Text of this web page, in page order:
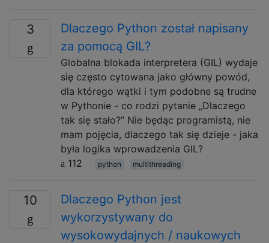
3
Dlaczego Python został napisany
za pomocą GIL?
Globalna blokada interpretera (GIL) wydaje
się często cytowana jako główny powód,
dla którego wątki i tym podobne są trudne
w Pythonie - co rodzi pytanie „Dlaczego
tak się stało?” Nie będąc programistą, nie
mam pojęcia, dlaczego tak się dzieje - jaka
była logika wprowadzenia GIL?
112
python multithreading
10
Dlaczego Python jest
wykorzystywany do
wysokowydajnych / naukowych